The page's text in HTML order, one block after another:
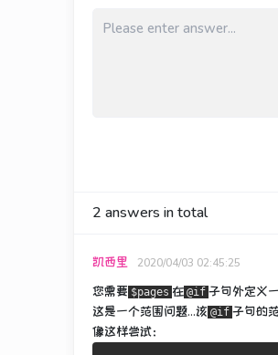
2 answers in total
凯西里 2020/04/03 02:45:25
您需要 $pages 在 @if 子句外定义
这是一个范围问题...该 @if 子句的
像这样尝试：